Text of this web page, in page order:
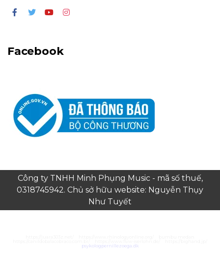
Facebook
Công ty TNHH Minh Phụng Music - mã số thuế,
0318745942. Chủ sở hữu website: Nguyễn Thụy
Như Tuyết
psykologpernillezoega.dk